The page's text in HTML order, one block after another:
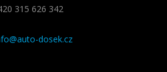
315 626 342
dosek.cz